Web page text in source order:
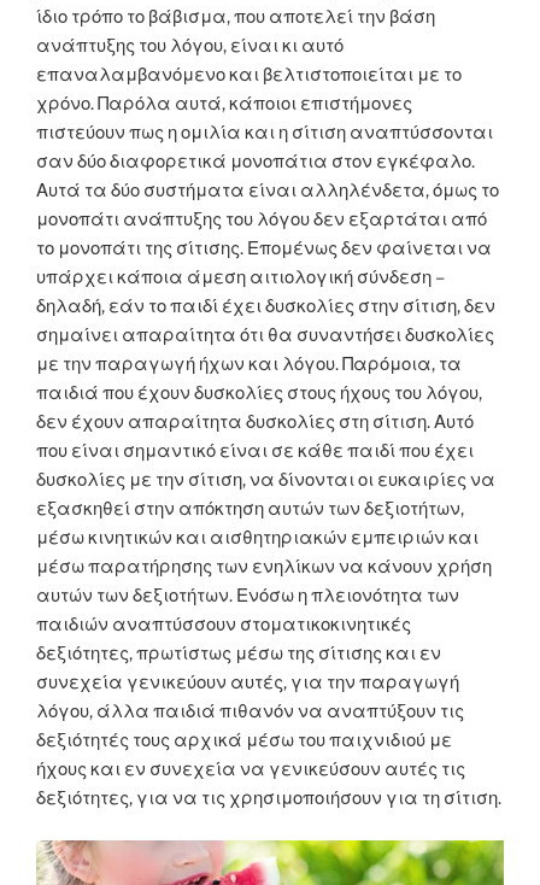
ίδιο τρόπο το βάβισμα, που αποτελεί την βάση
ανάπτυξης του λόγου, είναι κι αυτό
επαναλαμβανόμενο και βελτιστοποιείται με το
χρόνο. Παρόλα αυτά, κάποιοι επιστήμονες
πιστεύουν πως η ομιλία και η σίτιση αναπτύσσονται
σαν δύο διαφορετικά μονοπάτια στον εγκέφαλο.
Αυτά τα δύο συστήματα είναι αλληλένδετα, όμως το
μονοπάτι ανάπτυξης του λόγου δεν εξαρτάται από
το μονοπάτι της σίτισης. Επομένως δεν φαίνεται να
υπάρχει κάποια άμεση αιτιολογική σύνδεση –
δηλαδή, εάν το παιδί έχει δυσκολίες στην σίτιση, δεν
σημαίνει απαραίτητα ότι θα συναντήσει δυσκολίες
με την παραγωγή ήχων και λόγου. Παρόμοια, τα
παιδιά που έχουν δυσκολίες στους ήχους του λόγου,
δεν έχουν απαραίτητα δυσκολίες στη σίτιση. Αυτό
που είναι σημαντικό είναι σε κάθε παιδί που έχει
δυσκολίες με την σίτιση, να δίνονται οι ευκαιρίες να
εξασκηθεί στην απόκτηση αυτών των δεξιοτήτων,
μέσω κινητικών και αισθητηριακών εμπειριών και
μέσω παρατήρησης των ενηλίκων να κάνουν χρήση
αυτών των δεξιοτήτων. Ενόσω η πλειονότητα των
παιδιών αναπτύσσουν στοματικοκινητικές
δεξιότητες, πρωτίστως μέσω της σίτισης και εν
συνεχεία γενικεύουν αυτές, για την παραγωγή
λόγου, άλλα παιδιά πιθανόν να αναπτύξουν τις
δεξιότητές τους αρχικά μέσω του παιχνιδιού με
ήχους και εν συνεχεία να γενικεύσουν αυτές τις
δεξιότητες, για να τις χρησιμοποιήσουν για τη σίτιση.